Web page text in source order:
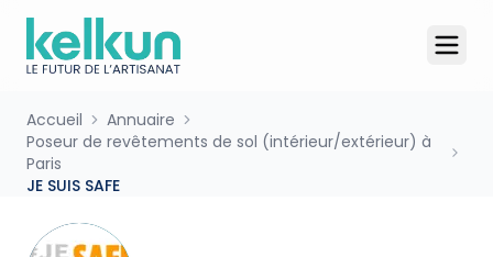
Accueil
Annuaire
Poseur de revêtements de sol (intérieur/extérieur) à
Paris
JE SUIS SAFE